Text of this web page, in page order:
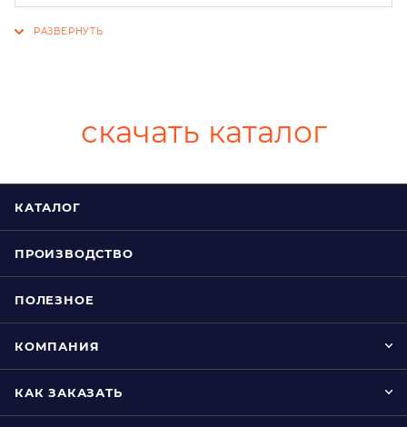
скачать каталог
КАТАЛОГ
ПРОИЗВОДСТВО
ПОЛЕЗНОЕ
КОМПАНИЯ
КАК ЗАКАЗАТЬ